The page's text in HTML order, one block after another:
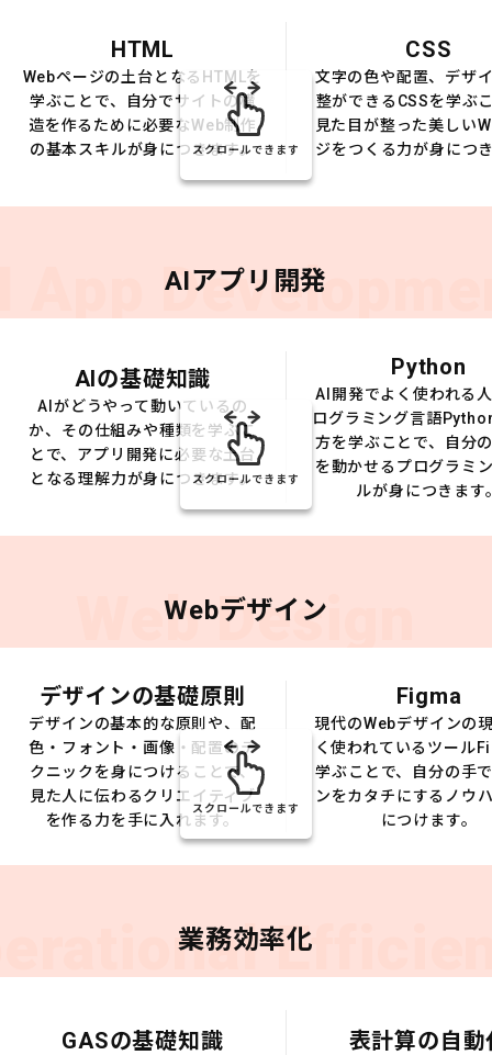
HTML
Webページの土台となるHTMLを
学ぶことで、自分でサイトの構
造を作るために必要なWeb制作
の基本スキルが身につきます。
CSS
文字の色や配置、デザ
整ができるCSSを学ぶ
見た目が整った美しい
ジをつくる力が身につ
スクロールできます
App AIアプリ開発
AIの基礎知識
AIがどうやって動いているの
か、その仕組みや種類を学ぶこ
とで、アプリ開発に必要な土台
となる理解力が身につきます。
Python
AI開発でよく使われる
ログラミング言語
方を学ぶことで、自分
を動かせるプログラミ
ルが身につきます
スクロールできます
Web Design
Webデザイン
デザインの基礎原則
デザインの基本的な原則や、配
色・フォント・画像・配置のテ
クニックを身につけることで、
見た人に伝わるクリエイティブ
を作る力を手に入れます。
Figma
現代のWebデザインの
く使われているツール
学ぶことで、自分の手
ンをカタチにするノウ
につけます。
スクロールできます
業務効率化
GASの基礎知識 表計算の自動